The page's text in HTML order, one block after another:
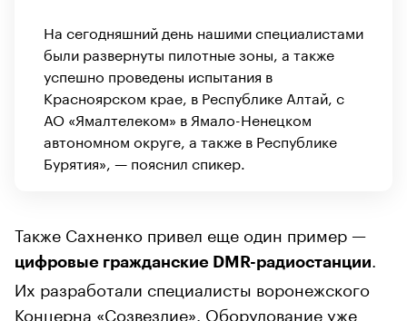
На сегодняшний день нашими специалистами
были развернуты пилотные зоны, а также
успешно проведены испытания в
Красноярском крае, в Республике Алтай, с
АО «Ямалтелеком» в Ямало-Ненецком
автономном округе, а также в Республике
Бурятия», — пояснил спикер.
Также Сахненко привел еще один пример —
цифровые гражданские DMR-радиостанции
Их разработали специалисты воронежского
Концерна «Созвездие». Оборудование уже